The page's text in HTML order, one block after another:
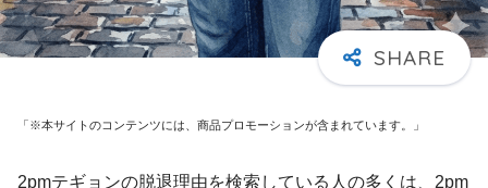
「※本サイトのコンテンツには、商品プロモーションが含まれています。」
2pmテギョンの脱退理由を検索している人の多くは、2pm